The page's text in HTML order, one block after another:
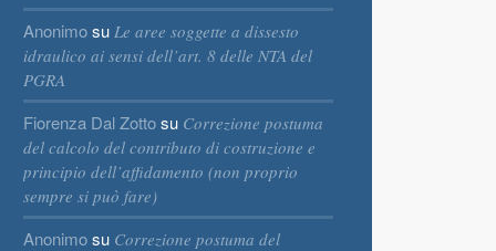
Anonimosu Le aree soggette a dissesto
idraulico ai sensi dell’art. 8 delle NTA del
PGRA
Fiorenza Dal Zottosu Correzione postuma
del calcolo del contributo di costruzione e
principio dell’affidamento (non proprio
sempre si può fare)
Anonimosu Correzione postuma del